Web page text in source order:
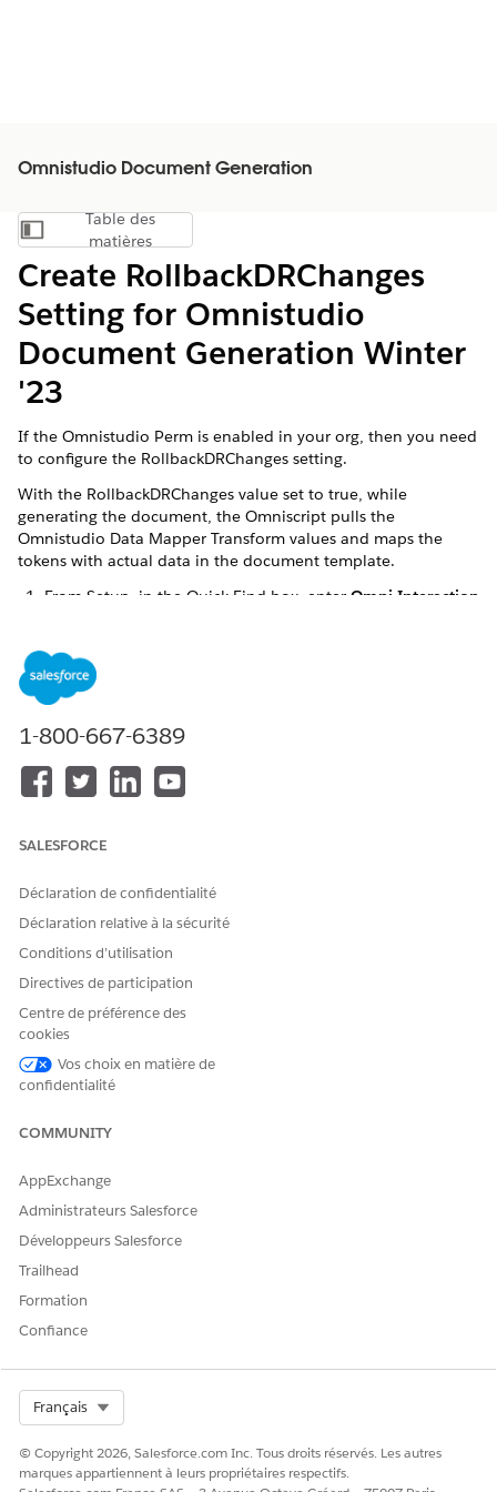
Omnistudio Document Generation
Afficher la table des matières
Table des
matières
Create RollbackDRChanges
Setting for Omnistudio
Document Generation Winter
'23
If the Omnistudio Perm is enabled in your org, then you need
to configure the RollbackDRChanges setting.
With the RollbackDRChanges value set to true, while
generating the document, the Omniscript pulls the
Omnistudio Data Mapper Transform values and maps the
tokens with actual data in the document template.
From Setup, in the Quick Find box, enter Omni Interaction
The Omni Interaction Configuration window opens.
Click
variable.
Add the following details:
LabelRollbackDRChanges
Value
Dites-nous ce que nous pouvons améliorer !
1-800-667-6389
SALESFORCE
Déclaration de confidentialité
Déclaration relative à la sécurité
Conditions d’utilisation
Directives de participation
Centre de préférence des
cookies
Vos choix en matière de
confidentialité
COMMUNITY
AppExchange
Administrateurs Salesforce
Développeurs Salesforce
Trailhead
Formation
Confiance
Français
© Copyright 2026, Salesforce.com Inc. Tous droits réservés. Les autres
marques appartiennent à leurs propriétaires respectifs.